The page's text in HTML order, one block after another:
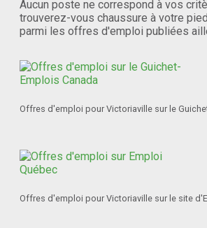
Aucun poste ne correspond à vos
trouverez-vous chaussure à votre
parmi les offres d'emploi publiées
Offres d'emploi pour Victoriaville sur le
Offres d'emploi pour Victoriaville sur le site